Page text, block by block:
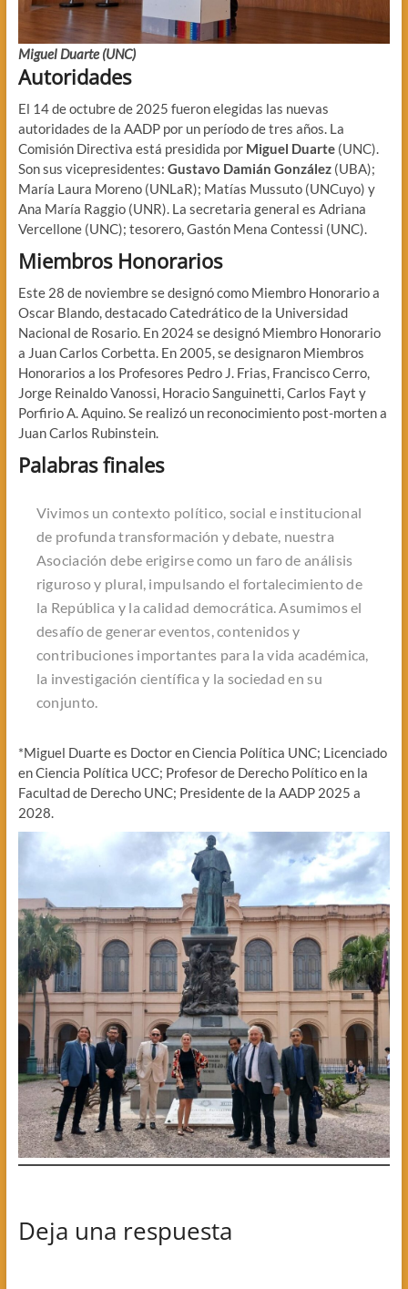
Miguel Duarte (UNC)
Autoridades
El 14 de octubre de 2025 fueron elegidas las nuevas
autoridades de la AADP por un período de tres años. La
Comisión Directiva está presidida por Miguel Duarte(UNC).
Son sus vicepresidentes: Gustavo Damián González(UBA);
María Laura Moreno (UNLaR); Matías Mussuto (UNCuyo) y
Ana María Raggio (UNR). La secretaria general es Adriana
Vercellone (UNC); tesorero, Gastón Mena Contessi (UNC).
Miembros Honorarios
Este 28 de noviembre se designó como Miembro Honorario a
Oscar Blando, destacado Catedrático de la Universidad
Nacional de Rosario. En 2024 se designó Miembro Honorario
a Juan Carlos Corbetta. En 2005, se designaron Miembros
Honorarios a los Profesores Pedro J. Frias, Francisco Cerro,
Jorge Reinaldo Vanossi, Horacio Sanguinetti, Carlos Fayt y
Porfirio A. Aquino. Se realizó un reconocimiento post-morten a
Juan Carlos Rubinstein.
Palabras finales
Vivimos un contexto político, social e institucional
de profunda transformación y debate, nuestra
Asociación debe erigirse como un faro de análisis
riguroso y plural, impulsando el fortalecimiento de
la República y la calidad democrática. Asumimos el
desafío de generar eventos, contenidos y
contribuciones importantes para la vida académica,
la investigación científica y la sociedad en su
conjunto.
*Miguel Duarte es Doctor en Ciencia Política UNC; Licenciado
en Ciencia Política UCC; Profesor de Derecho Político en la
Facultad de Derecho UNC; Presidente de la AADP 2025 a
2028.
Deja una respuesta